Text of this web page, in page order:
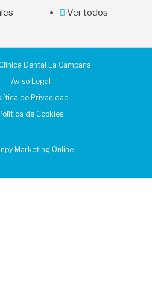
Ver todos
Dental La Campana
Aviso Legal
de Privacidad
de Cookies
Marketing Online